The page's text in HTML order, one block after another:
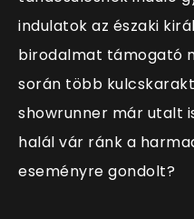
indulatok az északi
birodalmat támogató
során több
showrunner már utalt
halál vár ránk a
eseményre gondolt?